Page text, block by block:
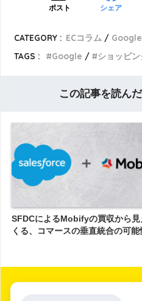
ポスト シェア
CATEGORY : ECコラム
Google
TAGS :
Google ショッピ
この記事を読ん
SFDCによるMobifyの買収から見
くる、コマースの垂直統合の可能